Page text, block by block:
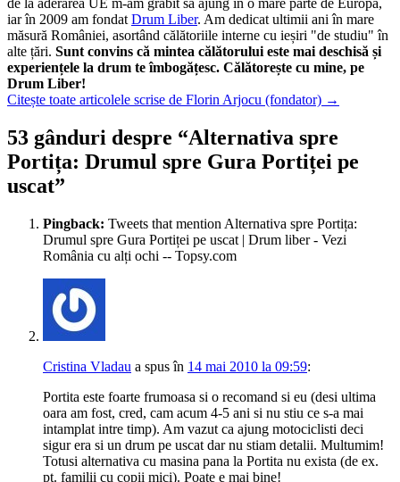
de la aderarea UE m-am grăbit să ajung în o mare parte de Europa,
iar în 2009 am fondat Drum Liber. Am dedicat ultimii ani în mare
măsură României, asortând călătoriile interne cu ieșiri "de studiu" în
alte țări. Sunt convins că mintea călătorului este mai deschisă și
experiențele la drum te îmbogățesc. Călătorește cu mine, pe
Drum Liber!
Citește toate articolele scrise de Florin Arjocu (fondator) →
53 gânduri despre “Alternativa spre
Portița: Drumul spre Gura Portiței pe
uscat”
Pingback: Tweets that mention Alternativa spre Portița:
Drumul spre Gura Portiței pe uscat | Drum liber - Vezi
România cu alți ochi -- Topsy.com
Cristina Vladau a spusîn 14 mai 2010 la 09:59:
Portita este foarte frumoasa si o recomand si eu (desi ultima
oara am fost, cred, cam acum 4-5 ani si nu stiu ce s-a mai
intamplat intre timp). Am vazut ca ajung motociclisti deci
sigur era si un drum pe uscat dar nu stiam detalii. Multumim!
Totusi alternativa cu masina pana la Portita nu exista (de ex.
pt. familii cu copii mici). Poate e mai bine!